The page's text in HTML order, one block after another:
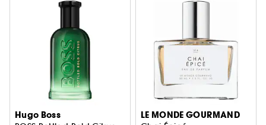
Hugo Boss LE MONDE GOURMAND